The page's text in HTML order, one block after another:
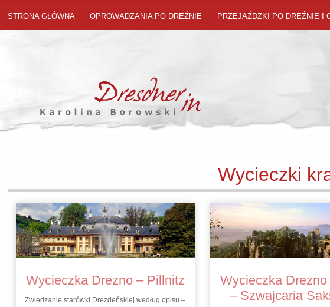
STRONA GŁÓWNA OPROWADZANIA PO DREŹNIE PRZEJAŹDZKI PO DREŹNIE I
Wycieczki
Wycieczka Drezno – Pillnitz
Zwiedzanie starówki Drezdeńskiej według opisu –
Wycieczka
– Szwajcaria